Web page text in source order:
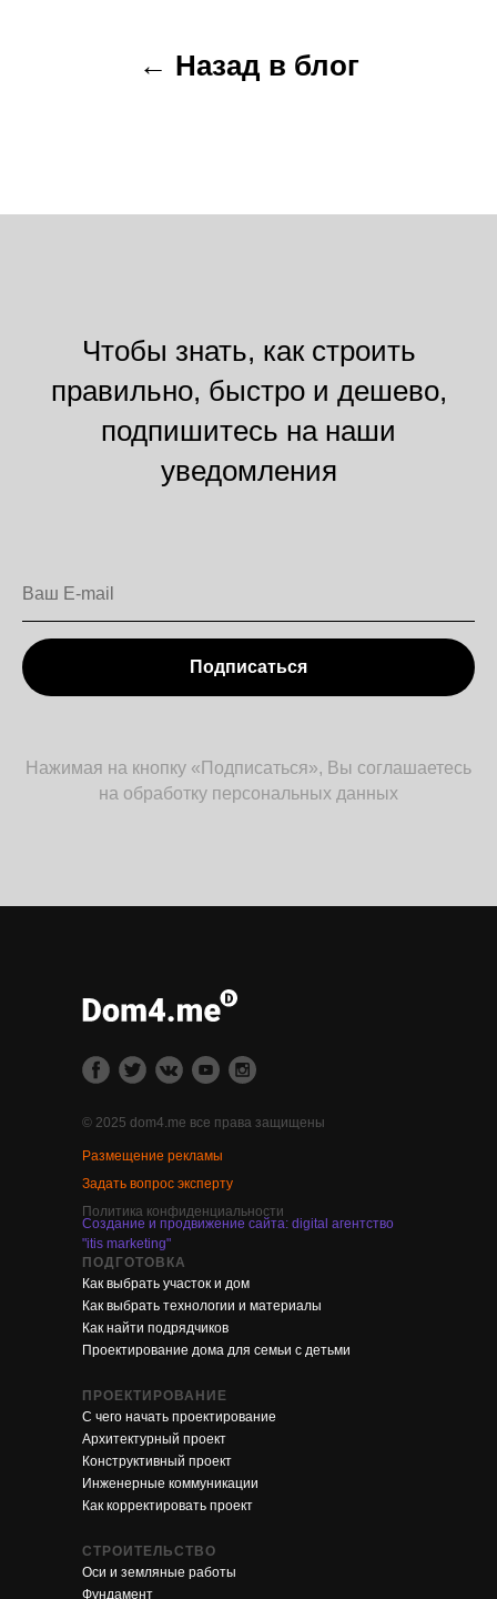
← Назад в блог
Чтобы знать, как строить
правильно, быстро и дешево,
подпишитесь на наши
уведомления
Подписаться
Нажимая на кнопку «Подписаться», Вы соглашаетесь
на обработку персональных данных
ПОДГОТОВКА
Как выбрать участок и дом
© 2025 dom4.me все права защищены
Как выбрать технологии и материалы
Как найти подрядчиков
ПРОЕКТИРОВАНИЕ
С чего начать проектирование
Архитектурный проект
Конструктивный проект
Инженерные коммуникации
Как корректировать проект
СТРОИТЕЛЬСТВО
Оси и земляные работы
Фундамент
Размещение рекламы
Политика конфиденциальности
Проектирование дома для семьи с детьми
Задать вопрос эксперту
Создание и продвижение сайта: digital агентство
"itis marketing"